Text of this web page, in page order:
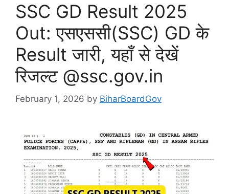
SSC GD Result 2025
Out: एसएससी(SSC) GD के
Result जारी, यहाँ से देखें
रिजल्ट @ssc.gov.in
February 1, 2026 by BiharBoardGov